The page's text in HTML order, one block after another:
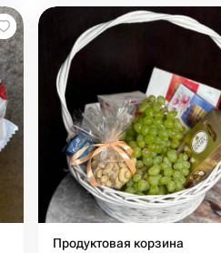
Продуктовая корзина